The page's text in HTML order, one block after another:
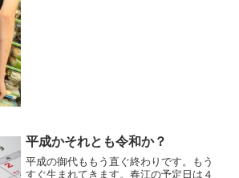
平成かそれとも令和か？
平成の御代ももう直ぐ終わりです。もう
すぐ生まれてきます。春江の予定日は４